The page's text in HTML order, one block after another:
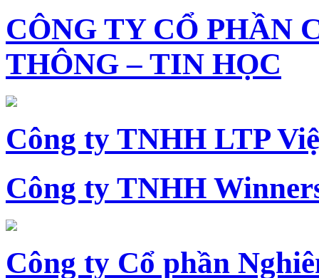
CÔNG TY CỔ PHẦN
THÔNG – TIN HỌC
Công ty TNHH LTP
Công ty TNHH
Công ty Cổ phần